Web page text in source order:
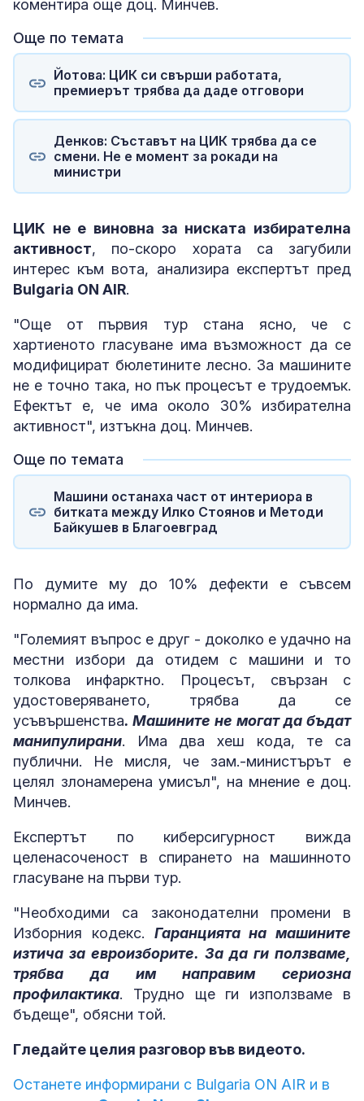
коментира още доц. Минчев.
Още по темата
Йотова: ЦИК си свърши работата,
премиерът трябва да даде отговори
Денков: Съставът на ЦИК трябва да се
смени. Не е момент за рокади на
министри
ЦИК не е виновна за ниската избирателна
активност, по-скоро хората са загубили
интерес към вота, анализира експертът пред
Bulgaria ON AIR.
"Още от първия тур стана ясно, че с
хартиеното гласуване има възможност да се
модифицират бюлетините лесно. За машините
не е точно така, но пък процесът е трудоемък.
Ефектът е, че има около 30% избирателна
активност", изтъкна доц. Минчев.
Още по темата
Машини останаха част от интериора в
битката между Илко Стоянов и Методи
Байкушев в Благоевград
По думите му до 10% дефекти е съвсем
нормално да има.
"Големият въпрос е друг - доколко е удачно на
местни избори да отидем с машини и то
толкова инфарктно. Процесът, свързан с
удостоверяването, трябва да се
усъвършенства. Машините не могат да бъдат
манипулирани. Има два хеш кода, те са
публични. Не мисля, че зам.-министърът е
целял злонамерена умисъл", на мнение е доц.
Минчев.
Експертът по киберсигурност вижда
целенасоченост в спирането на машинното
гласуване на първи тур.
"Необходими са законодателни промени в
Изборния кодекс. Гаранцията на машините
изтича за евроизборите. За да ги ползваме,
трябва да им направим сериозна
профилактика. Трудно ще ги използваме в
бъдеще", обясни той.
Гледайте целия разговор във видеото.
Останете информирани с Bulgaria ON AIR и в